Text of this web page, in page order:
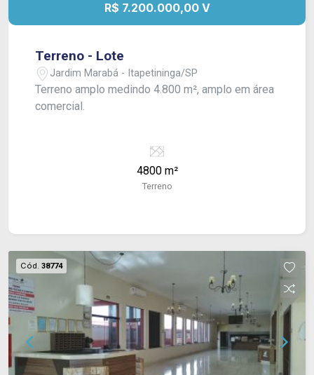
R$ 7.200.000,00 V
Terreno - Lote
Jardim Marabá - Itapetininga/SP
Terreno amplo medindo 4.800 m², amplo em área
comercial.
4800 m²
Terreno
Cód. 38774